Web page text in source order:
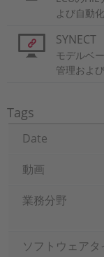
よび自動
SYNECT
モデルベ
管理およ
Tags
Date
動画
業務分野
ソフトウェアタ